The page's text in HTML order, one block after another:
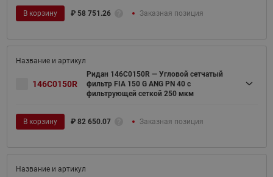
В корзину ₽ 58 751.26 Заказная позиция
146C0150R
Ридан 146C0150R — Угловой сетчатый
фильтр FIA 150 G ANG PN 40 c
фильтрующей сеткой 250 мкм
В корзину ₽ 82 650.07 Заказная позиция